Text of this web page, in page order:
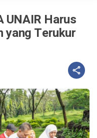
UNAIR Harus
yang Terukur